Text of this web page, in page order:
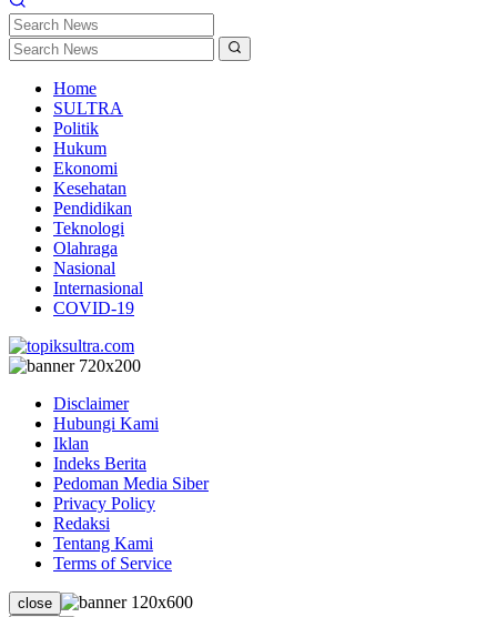
Home
SULTRA
Politik
Hukum
Ekonomi
Kesehatan
Pendidikan
Teknologi
Olahraga
Nasional
Internasional
COVID-19
Disclaimer
Hubungi Kami
Iklan
Indeks Berita
Pedoman Media Siber
Privacy Policy
Redaksi
Tentang Kami
Terms of Service
close